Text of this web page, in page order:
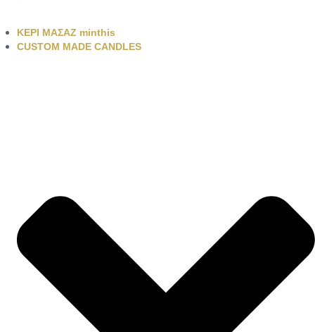
ΚΕΡΙ ΜΑΣΑΖ minthis
CUSTOM MADE CANDLES